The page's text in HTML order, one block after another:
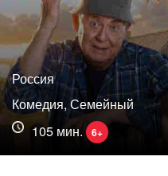
Россия
Комедия, Семейный
105 мин.
6+